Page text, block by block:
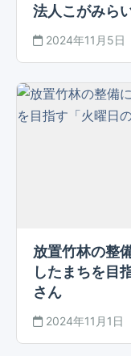
法人こがみら
2024年11月5日
放置竹林の整
したまちを目
さん
2024年11月1日